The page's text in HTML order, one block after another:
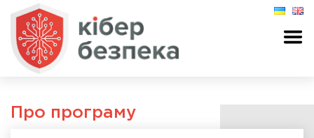
Про програму